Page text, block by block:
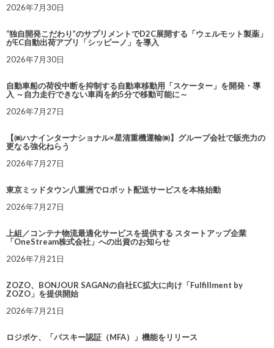
2026年7月30日
“独自開発こだわり”のサプリメントでD2C展開する「ウェルモット製薬」
がEC自動出荷アプリ「シッピーノ」を導入
2026年7月30日
自動車船の荷役中断を抑制する自動車移動用「スケーター」を開発・導
入 ～自力走行できない車両を約5分で移動可能に～
2026年7月27日
【㈱ハナインターナショナル×星清重機運輸㈱】グループ会社で販売力の
更なる強化ねらう
2026年7月27日
東京ミッドタウン八重洲でロボット配送サービスを本格始動
2026年7月27日
上組／コンテナ物流最適化サービスを提供する スタートアップ企業
「OneStream株式会社」への出資のお知らせ
2026年7月21日
ZOZO、BONJOUR SAGANの自社EC拡大に向け「Fulfillment by
ZOZO」を提供開始
2026年7月21日
ロジポケ、「パスキー認証（MFA）」機能をリリース